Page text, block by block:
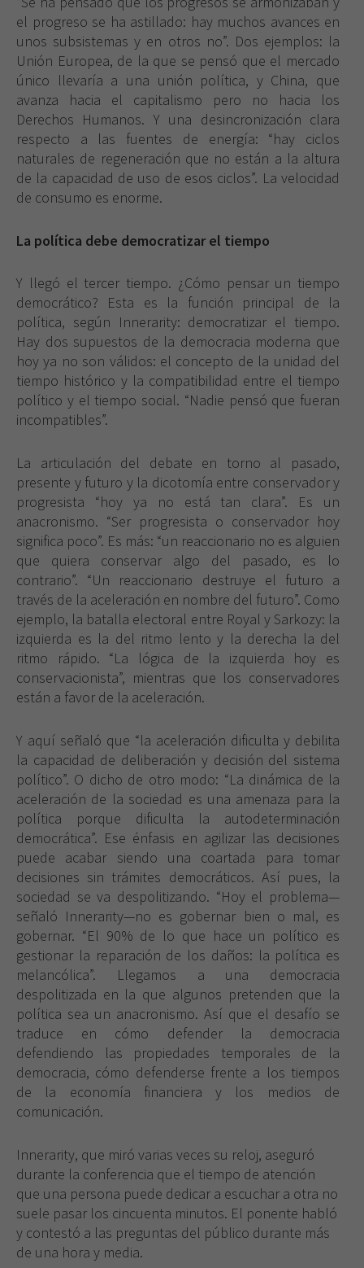
el progreso se ha astillado: hay muchos avances en
unos subsistemas y en otros no”. Dos ejemplos: la
Unión Europea, de la que se pensó que el mercado
único llevaría a una unión política, y China, que
avanza hacia el capitalismo pero no hacia los
Derechos Humanos. Y una desincronización clara
respecto a las fuentes de energía: “hay ciclos
naturales de regeneración que no están a la altura
de la capacidad de uso de esos ciclos”. La velocidad
de consumo es enorme.
La política debe democratizar el tiempo
Y llegó el tercer tiempo. ¿Cómo pensar un tiempo
democrático? Esta es la función principal de la
política, según Innerarity: democratizar el tiempo.
Hay dos supuestos de la democracia moderna que
hoy ya no son válidos: el concepto de la unidad del
tiempo histórico y la compatibilidad entre el tiempo
político y el tiempo social. “Nadie pensó que fueran
incompatibles”.
La articulación del debate en torno al pasado,
presente y futuro y la dicotomía entre conservador y
progresista “hoy ya no está tan clara”. Es un
anacronismo. “Ser progresista o conservador hoy
significa poco”. Es más: “un reaccionario no es alguien
que quiera conservar algo del pasado, es lo
contrario”. “Un reaccionario destruye el futuro a
través de la aceleración en nombre del futuro”. Como
ejemplo, la batalla electoral entre Royal y Sarkozy: la
izquierda es la del ritmo lento y la derecha la del
ritmo rápido. “La lógica de la izquierda hoy es
conservacionista”, mientras que los conservadores
están a favor de la aceleración.
Y aquí señaló que “la aceleración dificulta y debilita
la capacidad de deliberación y decisión del sistema
político”. O dicho de otro modo: “La dinámica de la
aceleración de la sociedad es una amenaza para la
política porque dificulta la autodeterminación
democrática”. Ese énfasis en agilizar las decisiones
puede acabar siendo una coartada para tomar
decisiones sin trámites democráticos. Así pues, la
sociedad se va despolitizando. “Hoy el problema—
señaló Innerarity—no es gobernar bien o mal, es
gobernar. “El 90% de lo que hace un político es
gestionar la reparación de los daños: la política es
melancólica”. Llegamos a una democracia
despolitizada en la que algunos pretenden que la
política sea un anacronismo. Así que el desafío se
traduce en cómo defender la democracia
defendiendo las propiedades temporales de la
democracia, cómo defenderse frente a los tiempos
de la economía financiera y los medios de
comunicación.
Innerarity, que miró varias veces su reloj, aseguró
durante la conferencia que el tiempo de atención
que una persona puede dedicar a escuchar a otra no
suele pasar los cincuenta minutos. El ponente habló
y contestó a las preguntas del público durante más
de una hora y media.
Necesarias
cookies no
son
opcionales.
Son
necesarias
para que
funcione la
web.
Experiencia
Para que
nuestra web
funcione lo
mejor posible
durante tu
visita. Si
funcionalidades
desaparecerán
de la web.